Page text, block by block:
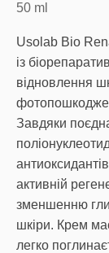
50 ml
Usolab Bio
із
відновлення
Завдяки
активній
зменшенню
шкіри. Крем
легко